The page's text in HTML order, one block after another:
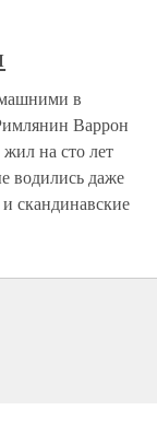
в
Варрон
на сто лет
водились даже
скандинавские